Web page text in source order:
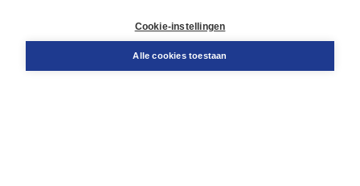
Bestellen
Cookie-instellingen
Alle cookies toestaan